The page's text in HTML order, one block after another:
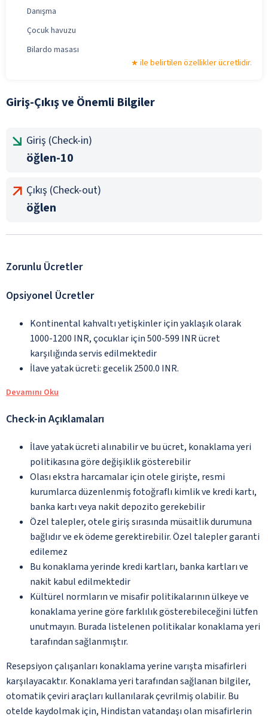
Danışma
Çocuk havuzu
Bilardo masası
ile belirtilen özellikler ücretlidir.
Giriş-Çıkış ve Önemli Bilgiler
Giriş (Check-in)
öğlen-10
Çıkış (Check-out)
öğlen
Zorunlu Ücretler
Opsiyonel Ücretler
Kontinental kahvaltı yetişkinler için yaklaşık olarak
1000-1200 INR, çocuklar için 500-599 INR ücret
karşılığında servis edilmektedir
İlave yatak ücreti: gecelik 2500.0 INR.
Devamını Oku
Check-in Açıklamaları
İlave yatak ücreti alınabilir ve bu ücret, konaklama yeri
politikasına göre değişiklik gösterebilir
Olası ekstra harcamalar için otele girişte, resmi
kurumlarca düzenlenmiş fotoğraflı kimlik ve kredi kartı,
banka kartı veya nakit depozito gerekebilir
Özel talepler, otele giriş sırasında müsaitlik durumuna
bağlıdır ve ek ödeme gerektirebilir. Özel talepler garanti
edilemez
Bu konaklama yerinde kredi kartları, banka kartları ve
nakit kabul edilmektedir
Kültürel normların ve misafir politikalarının ülkeye ve
konaklama yerine göre farklılık gösterebileceğini lütfen
unutmayın. Burada listelenen politikalar konaklama yeri
tarafından sağlanmıştır.
Resepsiyon çalışanları konaklama yerine varışta misafirleri
karşılayacaktır. Konaklama yeri tarafından sağlanan bilgiler,
otomatik çeviri araçları kullanılarak çevrilmiş olabilir. Bu
otelde kaydolmak için, Hindistan vatandaşı olan misafirlerin